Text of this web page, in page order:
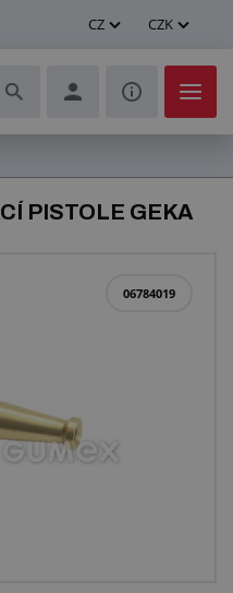
CZ CZK
PISTOLE GEKA
06784019